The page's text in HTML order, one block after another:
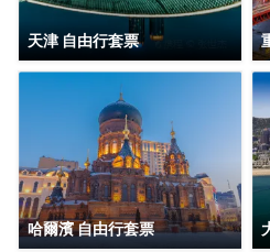
天津 自由行套票
哈爾濱 自由行套票